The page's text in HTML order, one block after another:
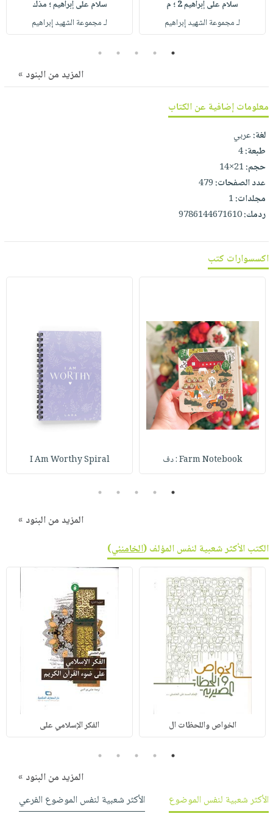
صابون
أطفال
فيديوهات
أسئلة
وفرات
انشر
كتابك
تواصل
معنا
عربة
التسوق
سلام على إبراهيم 2 ؛ م
لـ مجموعة الشهيد إبراهيم
سلام على إبراهيم ؛ مذك
لـ مجموعة الشهيد إبراهيم
1
2
3
4
5
المزيد من البنود »
معلومات إضافية عن الكتاب
لغة:عربي
طبعة:4
حجم:21×14
عدد الصفحات:479
مجلدات:1
ردمك:9786144671610
اكسسوارات كتب
Farm Notebook : دف I Am Worthy Spiral
1
2
3
4
5
المزيد من البنود »
الكتب الأكثر شعبية لنفس المؤلف (الخامنئي)
الخواص واللحظات ال الفكر الإسلامي على
1
2
3
4
5
المزيد من البنود »
الأكثر شعبية لنفس الموضوع
الأكثر شعبية لنفس الموضوع الفرعي